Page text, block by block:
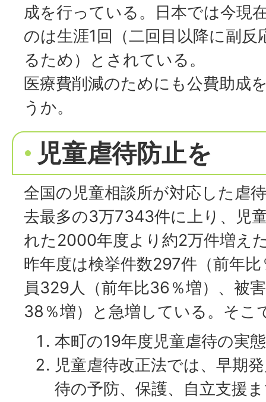
成を行っている。日本では今現
のは生涯1回（二回目以降に副
るため）とされている。
医療費削減のためにも公費助成
うか。
児童虐待防止を
全国の児童相談所が対応した虐
去最多の3万7343件に上り、児
れた2000年度より約2万件増え
昨年度は検挙件数297件（前年
員329人（前年比36％増）、被
38％増）と急増している。そこ
本町の19年度児童虐待の実
児童虐待改正法では、早期
待の予防、保護、自立支援